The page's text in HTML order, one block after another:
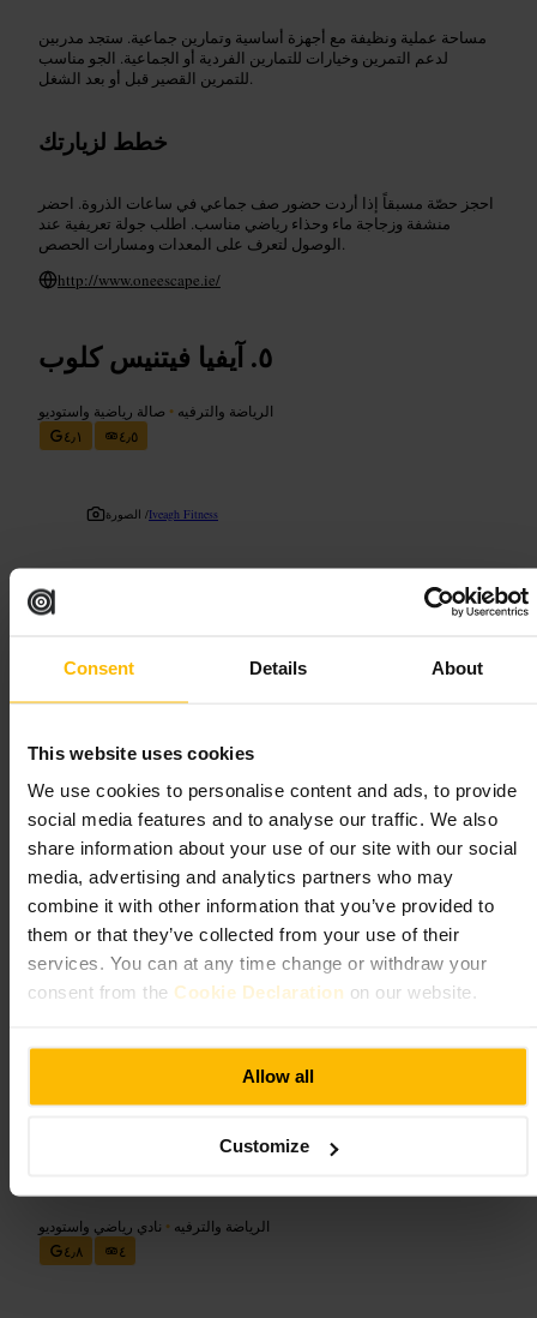
Consent Details About
This website uses cookies
We use cookies to personalise content and ads, to provide
social media features and to analyse our traffic. We also
share information about your use of our site with our social
media, advertising and analytics partners who may
combine it with other information that you’ve provided to
them or that they’ve collected from your use of their
services. You can at any time change or withdraw your
consent from the Cookie Declaration on our website.
Allow all
Customize
مساحة عملية ونظيفة مع أجهزة أساسية وتمارين جماعية. ستجد مدربين
لدعم التمرين وخيارات للتمارين الفردية أو الجماعية. الجو مناسب
للتمرين القصير قبل أو بعد الشغل.
خطط لزيارتك
احجز حصّة مسبقاً إذا أردت حضور صف جماعي في ساعات الذروة. احضر
منشفة وزجاجة ماء وحذاء رياضي مناسب. اطلب جولة تعريفية عند
الوصول لتعرف على المعدات ومسارات الحصص.
http://www.oneescape.ie/
آيفيا فيتنيس كلوب
الرياضة والترفيه • صالة رياضية واستوديو
٤٫١
٤٫٥
الصورة /Iveagh Fitness
“ نقطة انطلاق سريعة لروتين اللياقة في دبلن 8”
مناسب لـ
ما الذي تتوقعه
مكان عملي ومركزي يقدّم أساسيات التدريب: منطقة أوزان، معدات
قلبية، واستوديو لحصص يمكن أن تكون متاحة. الأجواء حضرية وعملية،
خطط لزيارتك
الرياضة والترفيه • نادي رياضي واستوديو
٤٫٨
٤